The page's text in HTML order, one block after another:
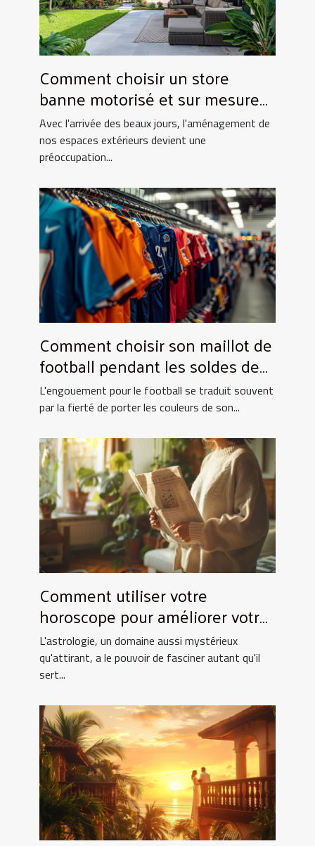
Comment choisir un store
banne motorisé et sur mesure
pour votre maison
Avec l'arrivée des beaux jours, l'aménagement de
nos espaces extérieurs devient une
préoccupation...
Comment choisir son maillot de
football pendant les soldes de
grande envergure
L'engouement pour le football se traduit souvent
par la fierté de porter les couleurs de son...
Comment utiliser votre
horoscope pour améliorer votre
quotidien
L'astrologie, un domaine aussi mystérieux
qu'attirant, a le pouvoir de fasciner autant qu'il
sert...